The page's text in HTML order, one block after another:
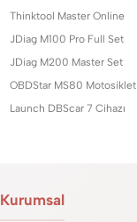
Thinktool Master Online
JDiag M100 Pro Full Set
JDiag M200 Master Set
OBDStar MS80 Motosiklet
Launch DBScar 7 Cihazı
Kurumsal